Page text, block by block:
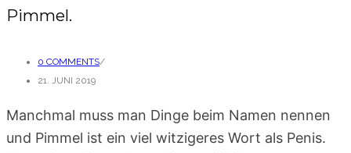
Pimmel.
0 COMMENTS/
21. JUNI 2019
Manchmal muss man Dinge beim Namen nennen
und Pimmel ist ein viel witzigeres Wort als Penis.